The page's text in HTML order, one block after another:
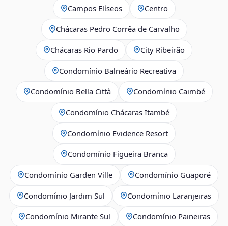
Campos Elíseos Centro
Chácaras Pedro Corrêa de Carvalho
Chácaras Rio Pardo City Ribeirão
Condomínio Balneário Recreativa
Condomínio Bella Città Condomínio Caimbé
Condomínio Chácaras Itambé
Condomínio Evidence Resort
Condomínio Figueira Branca
Condomínio Garden Ville Condomínio Guaporé
Condomínio Jardim Sul Condomínio Laranjeiras
Condomínio Mirante Sul Condomínio Paineiras